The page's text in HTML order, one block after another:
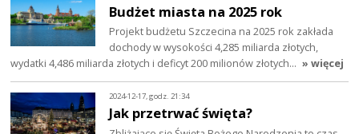
Budżet miasta na 2025 rok
Projekt budżetu Szczecina na 2025 rok zakłada
dochody w wysokości 4,285 miliarda złotych,
wydatki 4,486 miliarda złotych i deficyt 200 milionów złotych… » więcej
2024-12-17, godz. 21:34
Jak przetrwać święta?